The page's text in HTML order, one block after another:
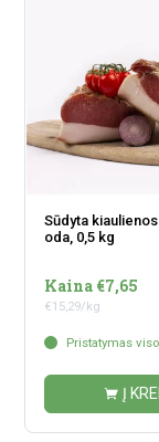
Sūdyta
oda, 0,5 kg
Kaina €7,65
€15,29/kg
Pristatymas
Į